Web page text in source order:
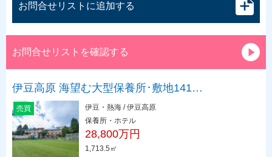
お問合せリストに追加する
お問合せリストを確認する
伊豆高原 海望む大型保養所･敷地141…
売買
伊豆・熱海 / 伊豆高原
保養所・ホテル
28,800万円
1,713.5㎡